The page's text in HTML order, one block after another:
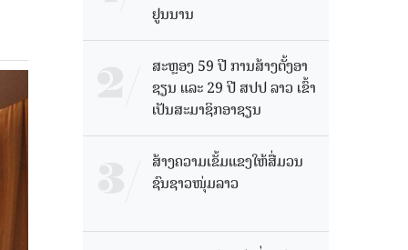
ຢູນນານ
ສະຫຼອງ 59 ປີ ການສ້າງຕັ້ງອາ
ຊຽນ ແລະ 29 ປີ ສປປ ລາວ ເຂົ້າ
ເປັນສະມາຊິກອາຊຽນ
ສ້າງຄວາມເຂັ້ມແຂງໃຫ້ສື່ມວນ
ຊົນຊາວໜຸ່ມລາວ